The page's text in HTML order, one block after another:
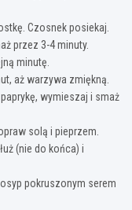
Czosnek posiekaj.
przez 3-4 minuty.
minutę.
aż warzywa zmiękną.
wymieszaj i smaż
solą i pieprzem.
(nie do końca) i
pokruszonym serem